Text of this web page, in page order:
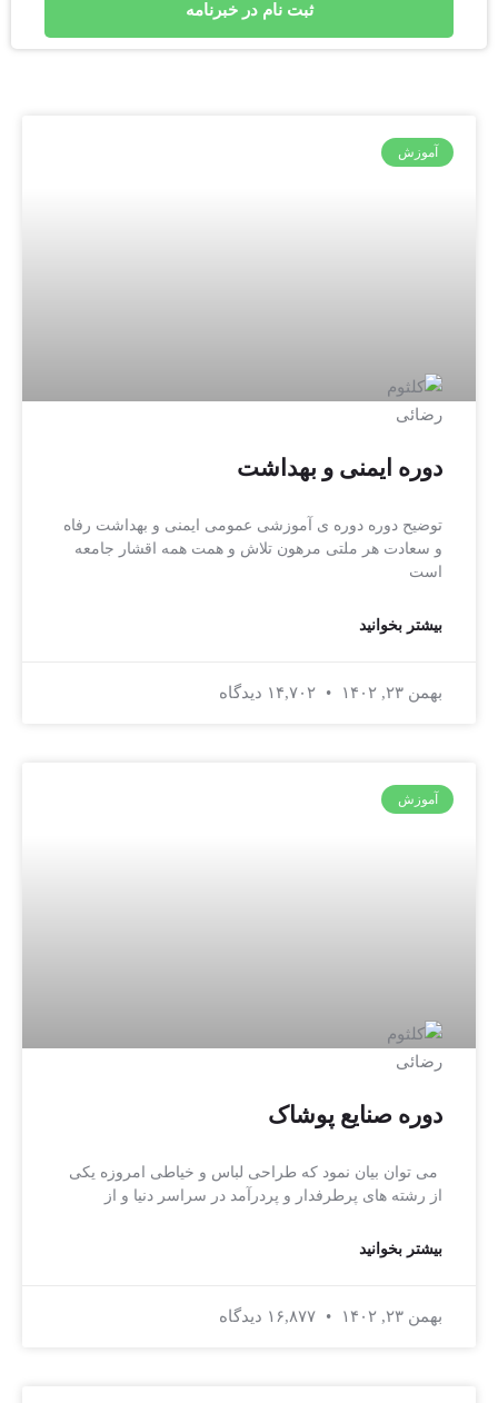
ثبت نام در خبرنامه
آموزش
دوره ایمنی و بهداشت
توضیح دوره دوره ی آموزشی عمومی ایمنی و بهداشت رفاه
و سعادت هر ملتی مرهون تلاش و همت همه اقشار جامعه
است
بیشتر بخوانید
بهمن ۲۳, ۱۴۰۲
آموزش
دوره صنایع پوشاک
می توان بیان نمود که طراحی لباس و خیاطی امروزه یکی
از رشته های پرطرفدار و پردرآمد در سراسر دنیا و از
بیشتر بخوانید
بهمن ۲۳, ۱۴۰۲